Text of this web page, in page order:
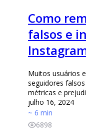
Como
falsos e
Muitos usuários
seguidores
métricas e
julho 16, 2024
~ 6 min
6898